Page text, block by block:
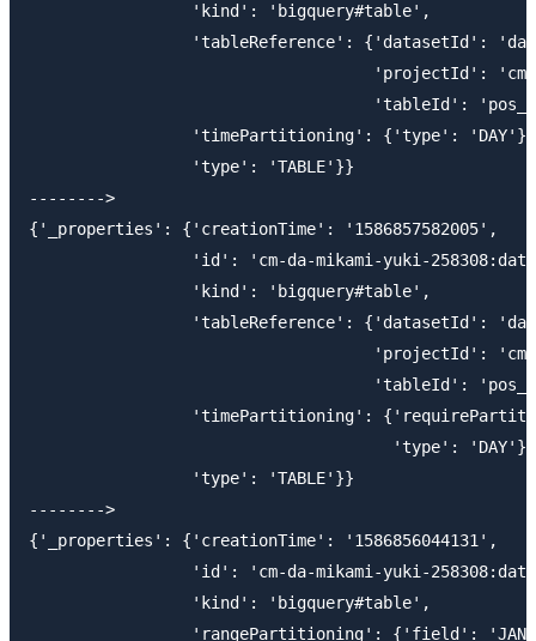
                 'kind': 'bigquery#table',
'tableReference': {'datasetId':
'projectId':
'tableId':
                 'timePartitioning': {'type': 'DAY'},
                 'type': 'TABLE'}}
-------->
{'_properties': {'creationTime': '1586857582005',
'id': 'cm-da-mikami-yuki-
                 'kind': 'bigquery#table',
'tableReference': {'datasetId':
'projectId':
'tableId':
'timePartitioning':
                                      'type': 'DAY'},
                 'type': 'TABLE'}}
-------->
{'_properties': {'creationTime': '1586856044131',
'id': 'cm-da-mikami-yuki-
                 'kind': 'bigquery#table',
'rangePartitioning': {'field':